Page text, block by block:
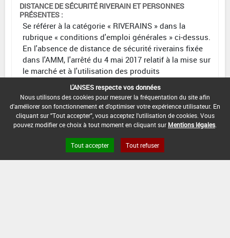
DISTANCE DE SÉCURITÉ RIVERAIN ET PERSONNES
PRÉSENTES :
Se référer à la catégorie « RIVERAINS » dans la
rubrique « conditions d'emploi générales » ci-dessus.
En l'absence de distance de sécurité riverains fixée
dans l'AMM, l'arrêté du 4 mai 2017 relatif à la mise sur
le marché et à l'utilisation des produits
phytopharmaceutiques et de leurs adjuvants visés à
l'article L. 253-1 du code rural et de la pêche maritime
s'applique.
CONDITIONS :
DATE D'AUTORISATION DE L'USAGE :
L'ANSES respecte vos données
Nous utilisons des cookies pour mesurer la fréquentation du site afin
d'améliorer son fonctionnement et d'optimiser votre expérience utilisateur. En
cliquant sur "Tout accepter", vous acceptez l'utilisation de cookies. Vous
pouvez modifier ce choix à tout moment en cliquant sur Mentions légales
Tout accepter Tout refuser